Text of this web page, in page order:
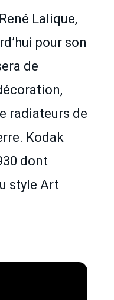
Lalique,
pour son
de
radiateurs de
Kodak
dont
style Art